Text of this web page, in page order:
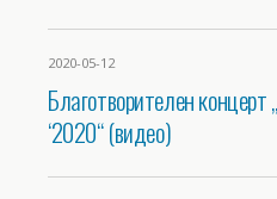
2020-05-12
Благотворителен концерт
‘2020“ (видео)